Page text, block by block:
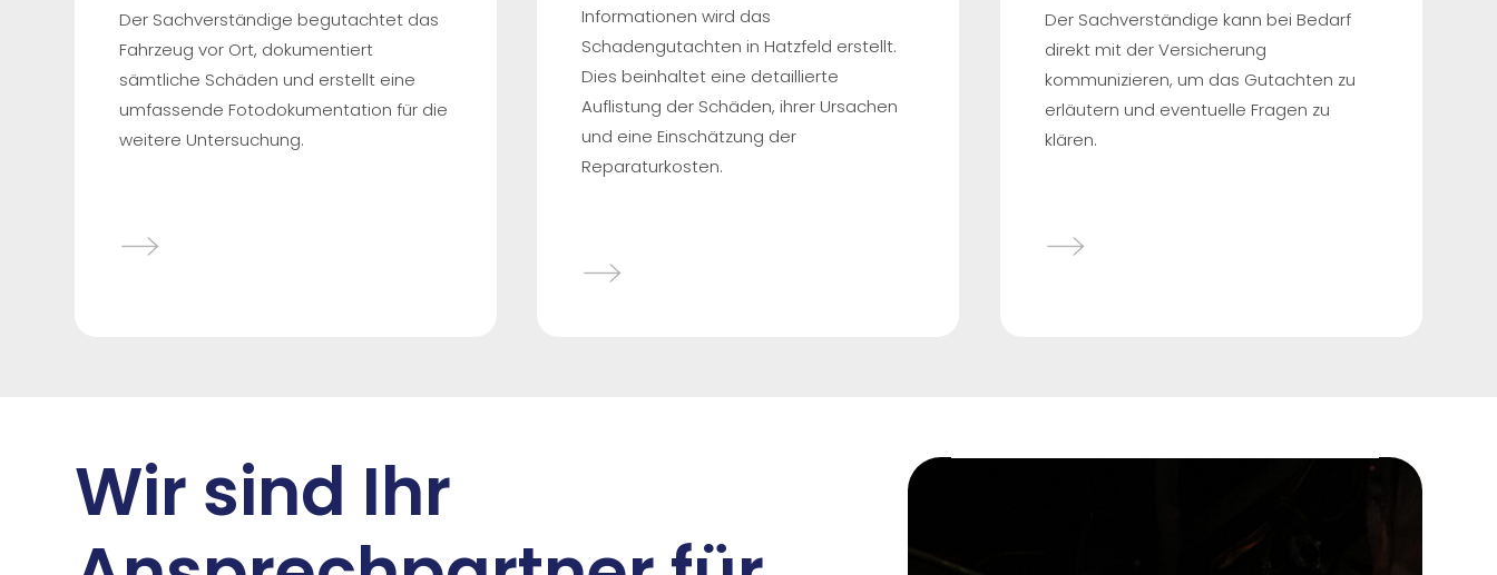
Der Sachverständige begutachtet das
Fahrzeug vor Ort, dokumentiert
sämtliche Schäden und erstellt eine
umfassende Fotodokumentation für die
weitere Untersuchung.
Informationen wird das
Schadengutachten in Hatzfeld erstellt.
Dies beinhaltet eine detaillierte
Auflistung der Schäden, ihrer Ursachen
und eine Einschätzung der
Reparaturkosten.
Der Sachverständige kann bei Bedarf
direkt mit der Versicherung
kommunizieren, um das Gutachten zu
erläutern und eventuelle Fragen zu
klären.
Wir sind Ihr